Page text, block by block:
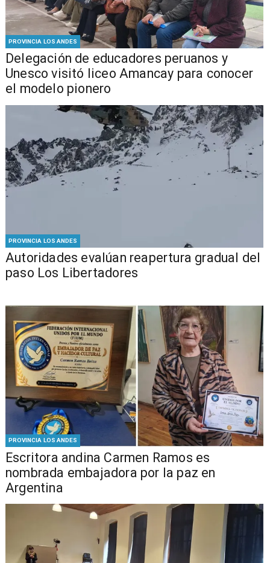
PROVINCIA LOS ANDES
Delegación de educadores peruanos y
Unesco visitó liceo Amancay para conocer
el modelo pionero
PROVINCIA LOS ANDES
​​Autoridades evalúan reapertura gradual del
paso Los Libertadores
PROVINCIA LOS ANDES
Escritora andina Carmen Ramos es
nombrada embajadora por la paz en
Argentina